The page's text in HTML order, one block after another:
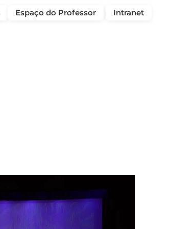
Espaço do Professor Intranet